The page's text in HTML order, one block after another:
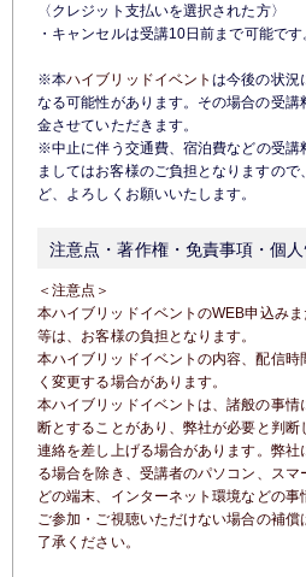
〈クレジット支払いを選択された方〉
・キャンセルは受講10日前まで可能です
※本ハイブリッドイベントは今後の状況
なる可能性があります。 その場合の受講
金させていただきます。
※中止に伴う交通費、宿泊費などの受講
ましてはお客様のご負担となりますの
ど、よろしくお願いいたします。
注意点・著作権・免責事項・個
＜注意点＞
本ハイブリッドイベントのWEB申込み
等は、お客様の負担となります。
本ハイブリッドイベントの内容、配信時
く変更する場合があります。
本ハイブリッドイベントは、諸般の事情
断とすることがあり、弊社が必要と判
連絡を差し上げる場合があります。 弊社
る場合を除き、受講者のパソコン、ス
どの端末、
インターネット環境などの
ご参加・ご視聴いただけない場合の補
了承ください。